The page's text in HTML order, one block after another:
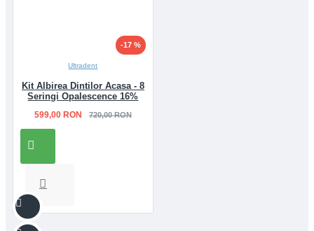
-17 %
Ultradent
Kit Albirea Dintilor Acasa - 8
Seringi Opalescence 16%
599,00 RON 720,00 RON